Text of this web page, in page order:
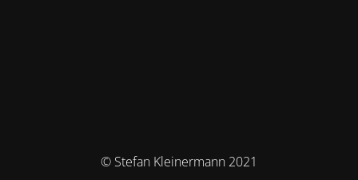
© Stefan Kleinermann 2021